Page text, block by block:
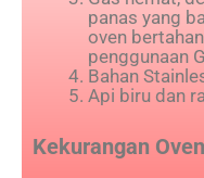
panas yang
oven
penggunaan
Bahan
Api biru dan
Kekurangan